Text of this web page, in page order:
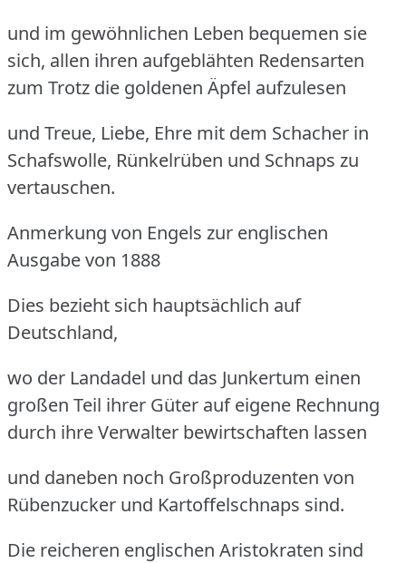
und im gewöhnlichen Leben bequemen sie
sich, allen ihren aufgeblähten Redensarten
zum Trotz die goldenen Äpfel aufzulesen
und Treue, Liebe, Ehre mit dem Schacher in
Schafswolle, Rünkelrüben und Schnaps zu
vertauschen.
Anmerkung von Engels zur englischen
Ausgabe von 1888
Dies bezieht sich hauptsächlich auf
Deutschland,
wo der Landadel und das Junkertum einen
großen Teil ihrer Güter auf eigene Rechnung
durch ihre Verwalter bewirtschaften lassen
und daneben noch Großproduzenten von
Rübenzucker und Kartoffelschnaps sind.
Die reicheren englischen Aristokraten sind